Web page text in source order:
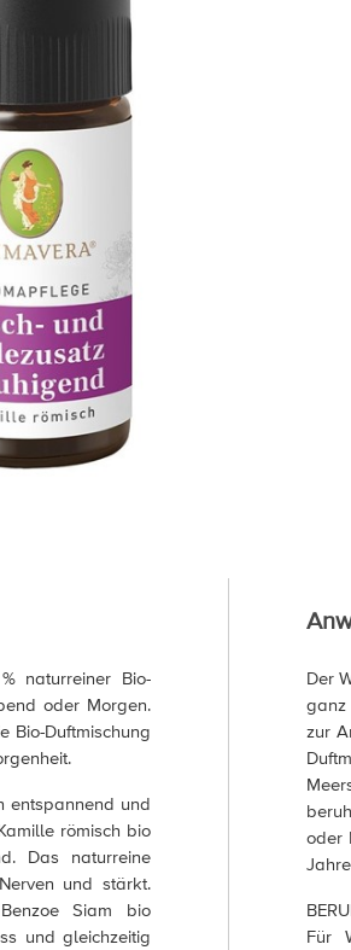
naturreiner Bio-
oder Morgen.
Bio-Duftmischung
entspannend und
römisch bio
Das naturreine
und stärkt.
Siam bio
und gleichzeitig
Der
ganz
zur
oder
Für